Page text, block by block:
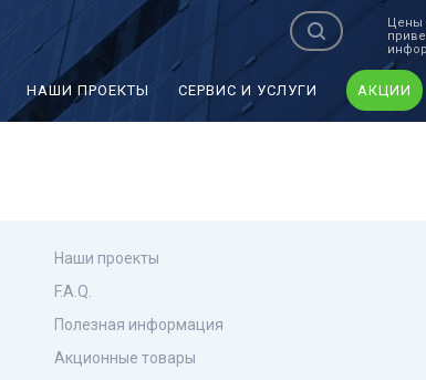
Цены
НАШИ ПРОЕКТЫ СЕРВИС И УСЛУГИ АКЦИИ
Наши проекты
F.A.Q.
Полезная информация
Акционные товары